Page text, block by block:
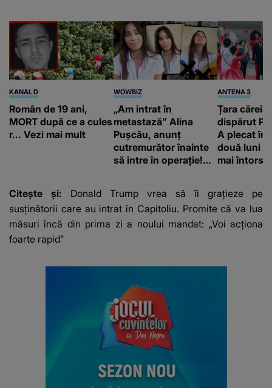
KANAL D
Român de 19 ani,
MORT după ce a cules
r... Vezi mai mult
WOWBIZ
„Am intrat în
metastază” Alina
Pușcău, anunț
cutremurător înainte
să intre în operație!
fanilor
ANTENA 3
Țara căreia
dispărut
A plecat în
două luni
mai întors
Citește și: Donald Trump vrea să îi grațieze pe
susținătorii care au intrat în Capitoliu. Promite că va lua
măsuri încă din prima zi a noului mandat: „Voi acționa
foarte rapid”